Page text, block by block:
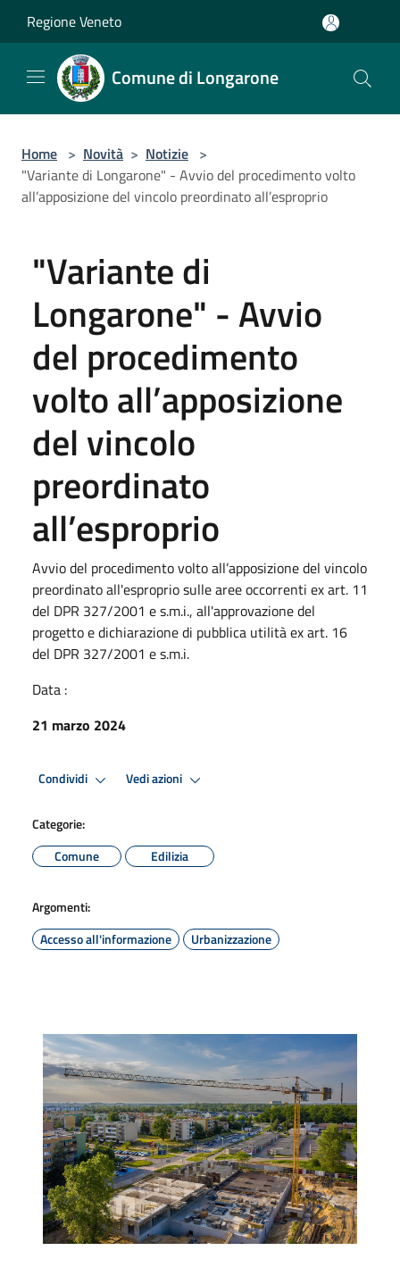
Regione Veneto
Comune di Longarone
Home > Novità > Notizie >
"Variante di Longarone" - Avvio del procedimento volto
all’apposizione del vincolo preordinato all’esproprio
"Variante di
Longarone" - Avvio
del procedimento
volto all’apposizione
del vincolo
preordinato
all’esproprio
Avvio del procedimento volto all’apposizione del vincolo
preordinato all'esproprio sulle aree occorrenti ex art. 11
del DPR 327/2001 e s.m.i., all'approvazione del
progetto e dichiarazione di pubblica utilità ex art. 16
del DPR 327/2001 e s.m.i.
Data :
21 marzo 2024
Condividi Vedi azioni
Categorie:
Comune
Edilizia
Argomenti:
Accesso all'informazione
Urbanizzazione